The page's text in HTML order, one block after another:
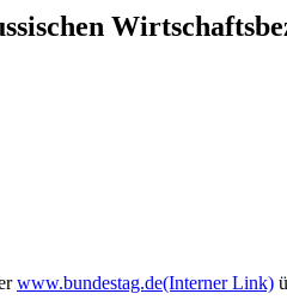
www.bundestag.de(Interner Link)